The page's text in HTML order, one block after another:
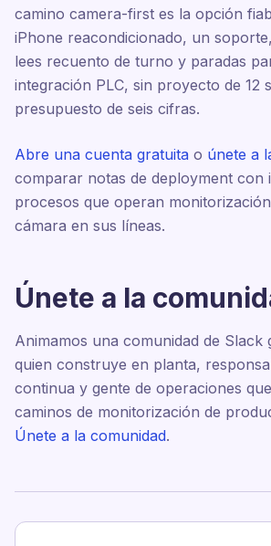
camino camera-first es la opción
iPhone reacondicionado, un
lees recuento de turno y paradas
integración PLC, sin proyecto de 12
presupuesto de seis cifras.
Abre una cuenta gratuita o únete a
comparar notas de deployment con
procesos que operan
cámara en sus líneas.
Únete a la
Animamos una comunidad de Slack
quien construye en planta,
continua y gente de operaciones
caminos de monitorización de
Únete a la comunidad.